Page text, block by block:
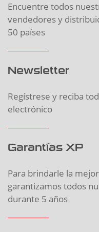
Encuentre todos
vendedores y
50 países
Newsletter
Regístrese y reciba
electrónico
Garantías XP
Para brindarle la
garantizamos todos
durante 5 años